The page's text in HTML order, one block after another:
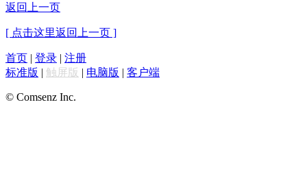
返回上一页
[ 点击这里返回上一页 ]
首页 | 登录 | 注册
标准版 | 触屏版 | 电脑版 | 客户端
© Comsenz Inc.